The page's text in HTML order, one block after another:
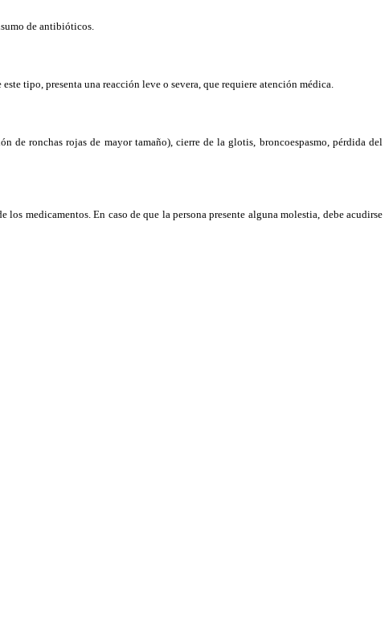
de antibióticos.
tipo, presenta una reacción leve o severa, que requiere atención médica.
de ronchas rojas de mayor tamaño), cierre de la glotis, broncoespasmo, pérdida del
medicamentos. En caso de que la persona presente alguna molestia, debe acudirse